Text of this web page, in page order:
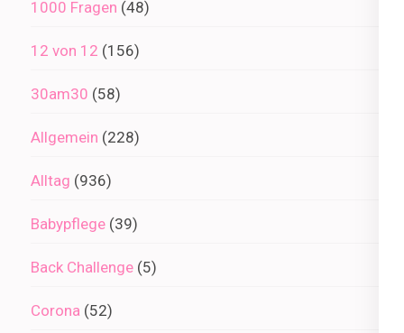
1000 Fragen (48)
12 von 12 (156)
30am30 (58)
Allgemein (228)
Alltag (936)
Babypflege (39)
Back Challenge (5)
Corona (52)